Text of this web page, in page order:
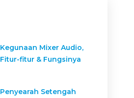
Kegunaan Mixer Audio,
Fitur-fitur & Fungsinya
Penyearah Setengah